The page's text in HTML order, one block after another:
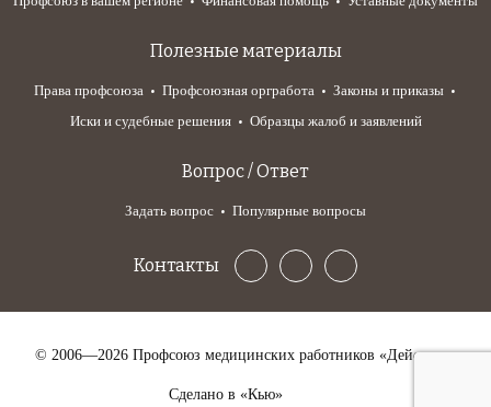
Полезные материалы
Права профсоюза Профсоюзная оргработа
Законы и приказы
Иски и судебные решения
Образцы жалоб и заявлений
Вопрос / Ответ
Задать вопрос Популярные вопросы
Контакты
© 2006—2026 Профсоюз медицинских работников «Действие»
Сделано в «Кью»